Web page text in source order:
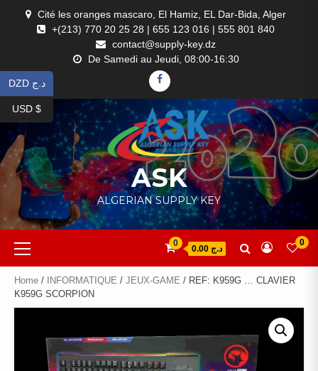
Cité les oranges mascaro, El Hamiz, EL Dar-Bida, Alger
+(213) 770 20 25 28 | 655 123 016 | 555 801 840
contact@supply-key.dz
De Samedi au Jeudi, 08:00-16:30
FACEBOOK
ASK
ALGERIAN SUPPLY KEY
Primary
Menu
0
د.ج 0.00
0
Home / INFORMATIQUE / JEUX-GAME / REF: K959G … CLAVIER
K959G SCORPION
DZD د.ج
USD $